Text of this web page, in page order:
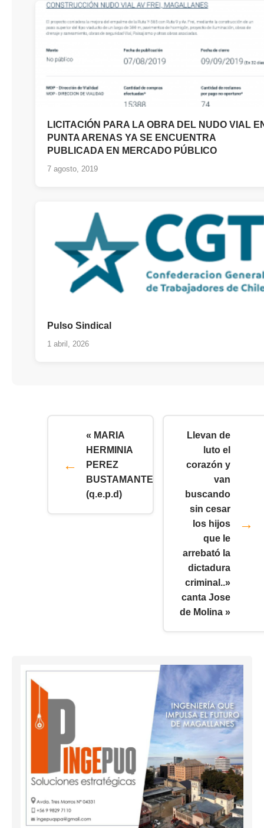
LICITACIÓN PARA LA OBRA DEL NUDO VIAL
PUNTA ARENAS YA SE ENCUENTRA
PUBLICADA EN MERCADO PÚBLICO
7 agosto, 2019
Pulso Sindical
1 abril, 2026
« MARIA
HERMINIA
PEREZ
BUSTAMANTE
(q.e.p.d)
Llevan de
luto el
corazón y
van
buscando
sin cesar
los hijos
que le
arrebató la
dictadura
criminal..»
canta Jose
de Molina »